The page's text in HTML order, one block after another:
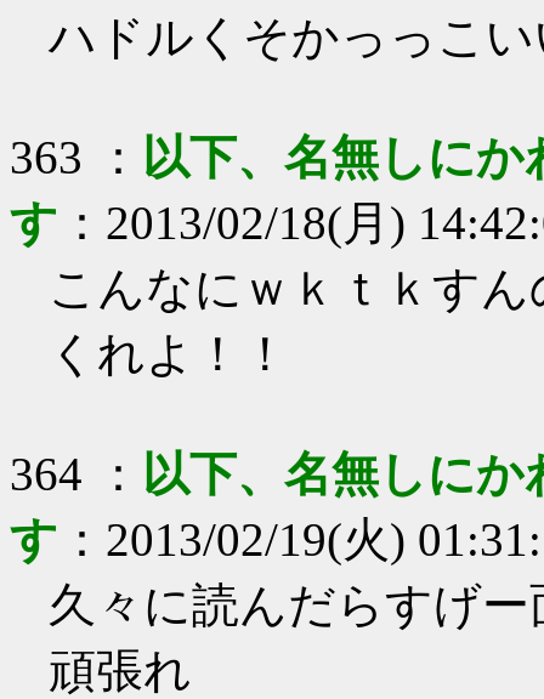
ハドルくそかっっこ
363 ： 以下、名無しに
す ： 2013/02/18(月)
こんなにｗｋｔｋす
くれよ！！
364 ： 以下、名無しに
す ： 2013/02/19(火)
久々に読んだらすげ
頑張れ